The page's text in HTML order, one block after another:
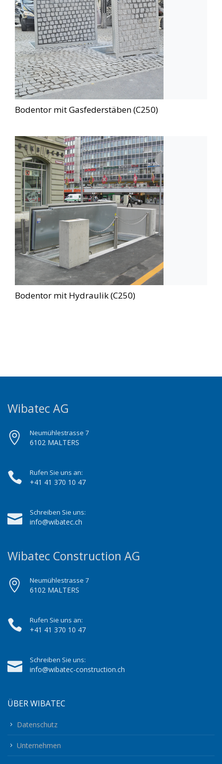
Bodentor mit Gasfederstäben (C250)
Bodentor mit Hydraulik (C250)
Wibatec AG
Neumühlestrasse 7
6102 MALTERS
Rufen Sie uns an:
+41 41 370 10 47
Schreiben Sie uns:
info@wibatec.ch
Wibatec Construction AG
Neumühlestrasse 7
6102 MALTERS
Rufen Sie uns an:
+41 41 370 10 47
Schreiben Sie uns:
info@wibatec-construction.ch
ÜBER WIBATEC
Datenschutz
Unternehmen